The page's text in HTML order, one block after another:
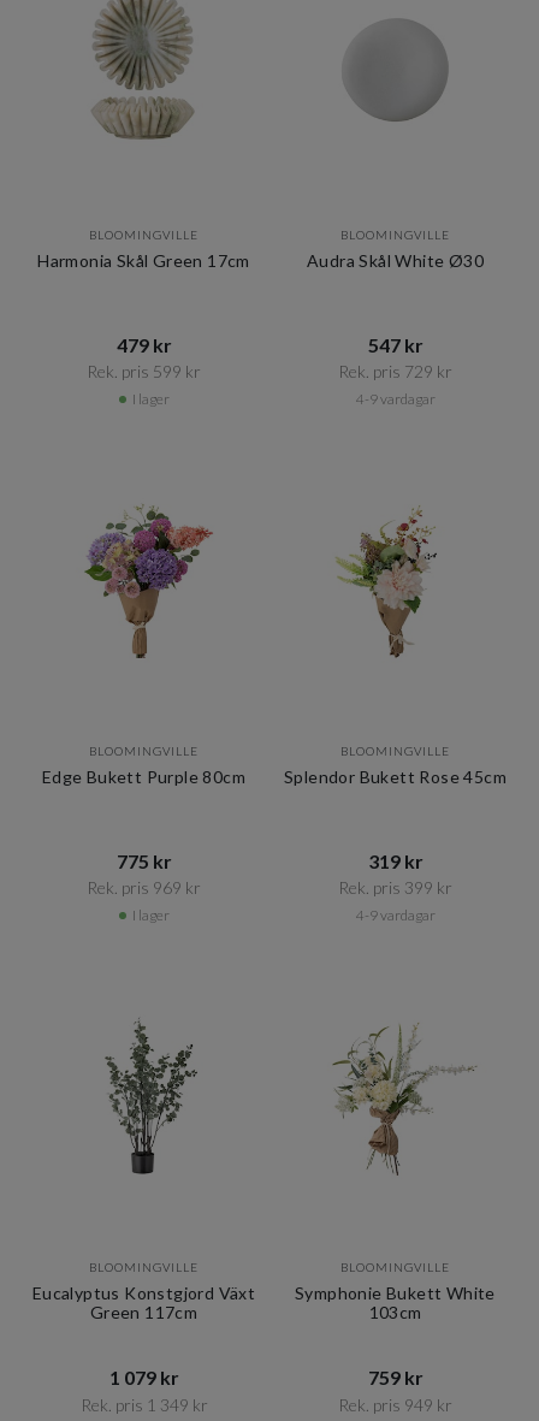
BLOOMINGVILLE
Harmonia Skål Green 17cm
479 kr​​
Rek. pris 599 kr​​
I lager
BLOOMINGVILLE
Audra Skål White Ø30
547 kr​​
Rek. pris 729 kr​​
4-9 vardagar
BLOOMINGVILLE
Edge Bukett Purple 80cm
775 kr​​
Rek. pris 969 kr​​
I lager
BLOOMINGVILLE
Splendor Bukett Rose 45cm
319 kr​​
Rek. pris 399 kr​​
4-9 vardagar
BLOOMINGVILLE
Eucalyptus Konstgjord Växt
Green 117cm
1 079 kr​​
Rek. pris 1 349 kr​​
BLOOMINGVILLE
Symphonie Bukett White
103cm
759 kr​​
Rek. pris 949 kr​​